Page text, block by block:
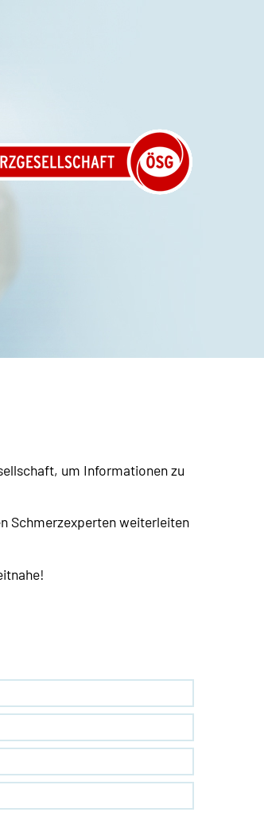
um Informationen zu
Schmerzexperten weiterleiten